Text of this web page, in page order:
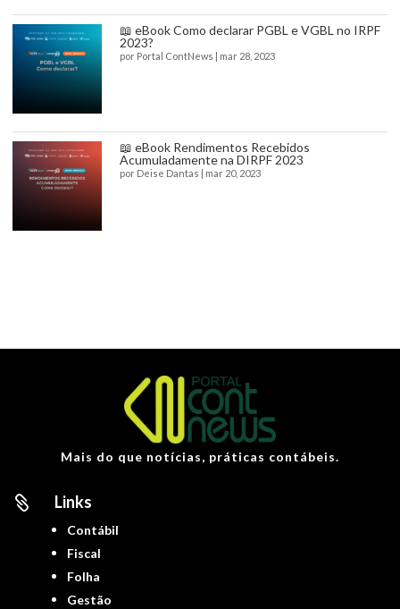
📖 eBook Como declarar PGBL e VGBL no IRPF
2023?
por Portal ContNews | mar 28, 2023
📖 eBook Rendimentos Recebidos
Acumuladamente na DIRPF 2023
por Deise Dantas | mar 20, 2023
Mais do que notícias, práticas contábeis.
 Links
Contábil
Fiscal
Folha
Gestão